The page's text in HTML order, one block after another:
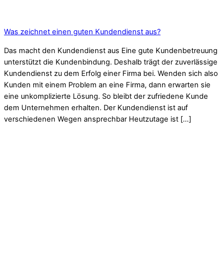
Was zeichnet einen guten Kundendienst aus?
Das macht den Kundendienst aus Eine gute Kundenbetreuung
unterstützt die Kundenbindung. Deshalb trägt der zuverlässige
Kundendienst zu dem Erfolg einer Firma bei. Wenden sich also
Kunden mit einem Problem an eine Firma, dann erwarten sie
eine unkomplizierte Lösung. So bleibt der zufriedene Kunde
dem Unternehmen erhalten. Der Kundendienst ist auf
verschiedenen Wegen ansprechbar Heutzutage ist […]